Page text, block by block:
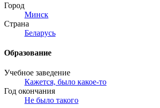
Город
Минск
Страна
Беларусь
Образование
Учебное заведение
Кажется, было какое-то
Год окончания
Не было такого